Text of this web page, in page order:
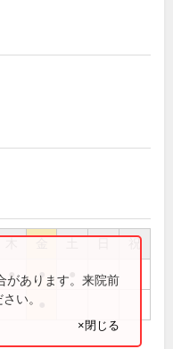
祝
● ●
があります。来院前
い。
×閉じる